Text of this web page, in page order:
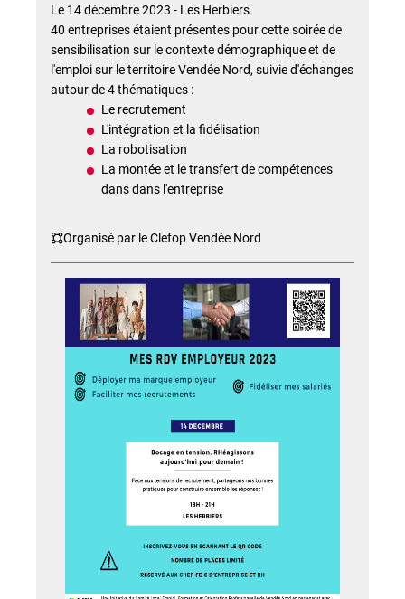
Le 14 décembre 2023 - Les Herbiers
40 entreprises étaient présentes pour cette soirée de
sensibilisation sur le contexte démographique et de
l'emploi sur le territoire Vendée Nord, suivie d'échanges
autour de 4 thématiques :
Le recrutement
L'intégration et la fidélisation
La robotisation
La montée et le transfert de compétences
dans dans l'entreprise
Organisé par le Clefop Vendée Nord